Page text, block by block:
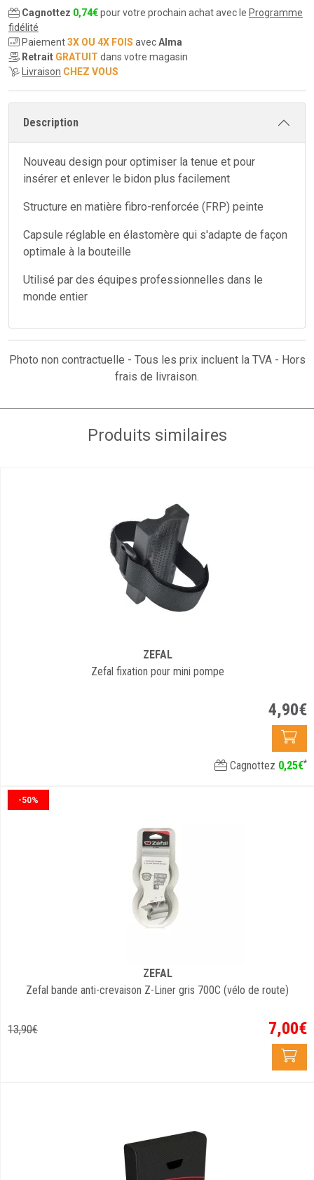
Cagnottez 0,74€pour votre prochain achat avec le Programme
fidélité
Paiement3X OU 4X FOIS avecAlma
Retrait GRATUIT dans votre magasin
Livraison CHEZ VOUS
Description
Nouveau design pour optimiser la tenue et pour
insérer et enlever le bidon plus facilement
Structure en matière fibro-renforcée (FRP) peinte
Capsule réglable en élastomère qui s'adapte de façon
optimale à la bouteille
Utilisé par des équipes professionnelles dans le
monde entier
Photo non contractuelle - Tous les prix incluent la TVA - Hors
frais de livraison.
Produits similaires
ZEFAL
Zefal fixation pour mini pompe
4,90€
Cagnottez 0,25€*
-50%
ZEFAL
Zefal bande anti-crevaison Z-Liner gris 700C (vélo de route)
13,90€ 7,00€